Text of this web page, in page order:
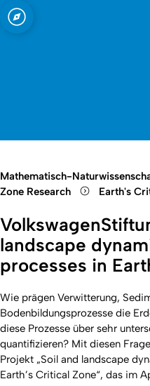
Open quicklink menu
Mathematisch-
Zone Research
Earth's
landscape
processes in
Wie prägen Verwitterung,
Bodenbildungsprozesse die
diese Prozesse über sehr
quantifizieren? Mit diesen
Projekt „Soil and landscape
Earth’s Critical Zone“, das im